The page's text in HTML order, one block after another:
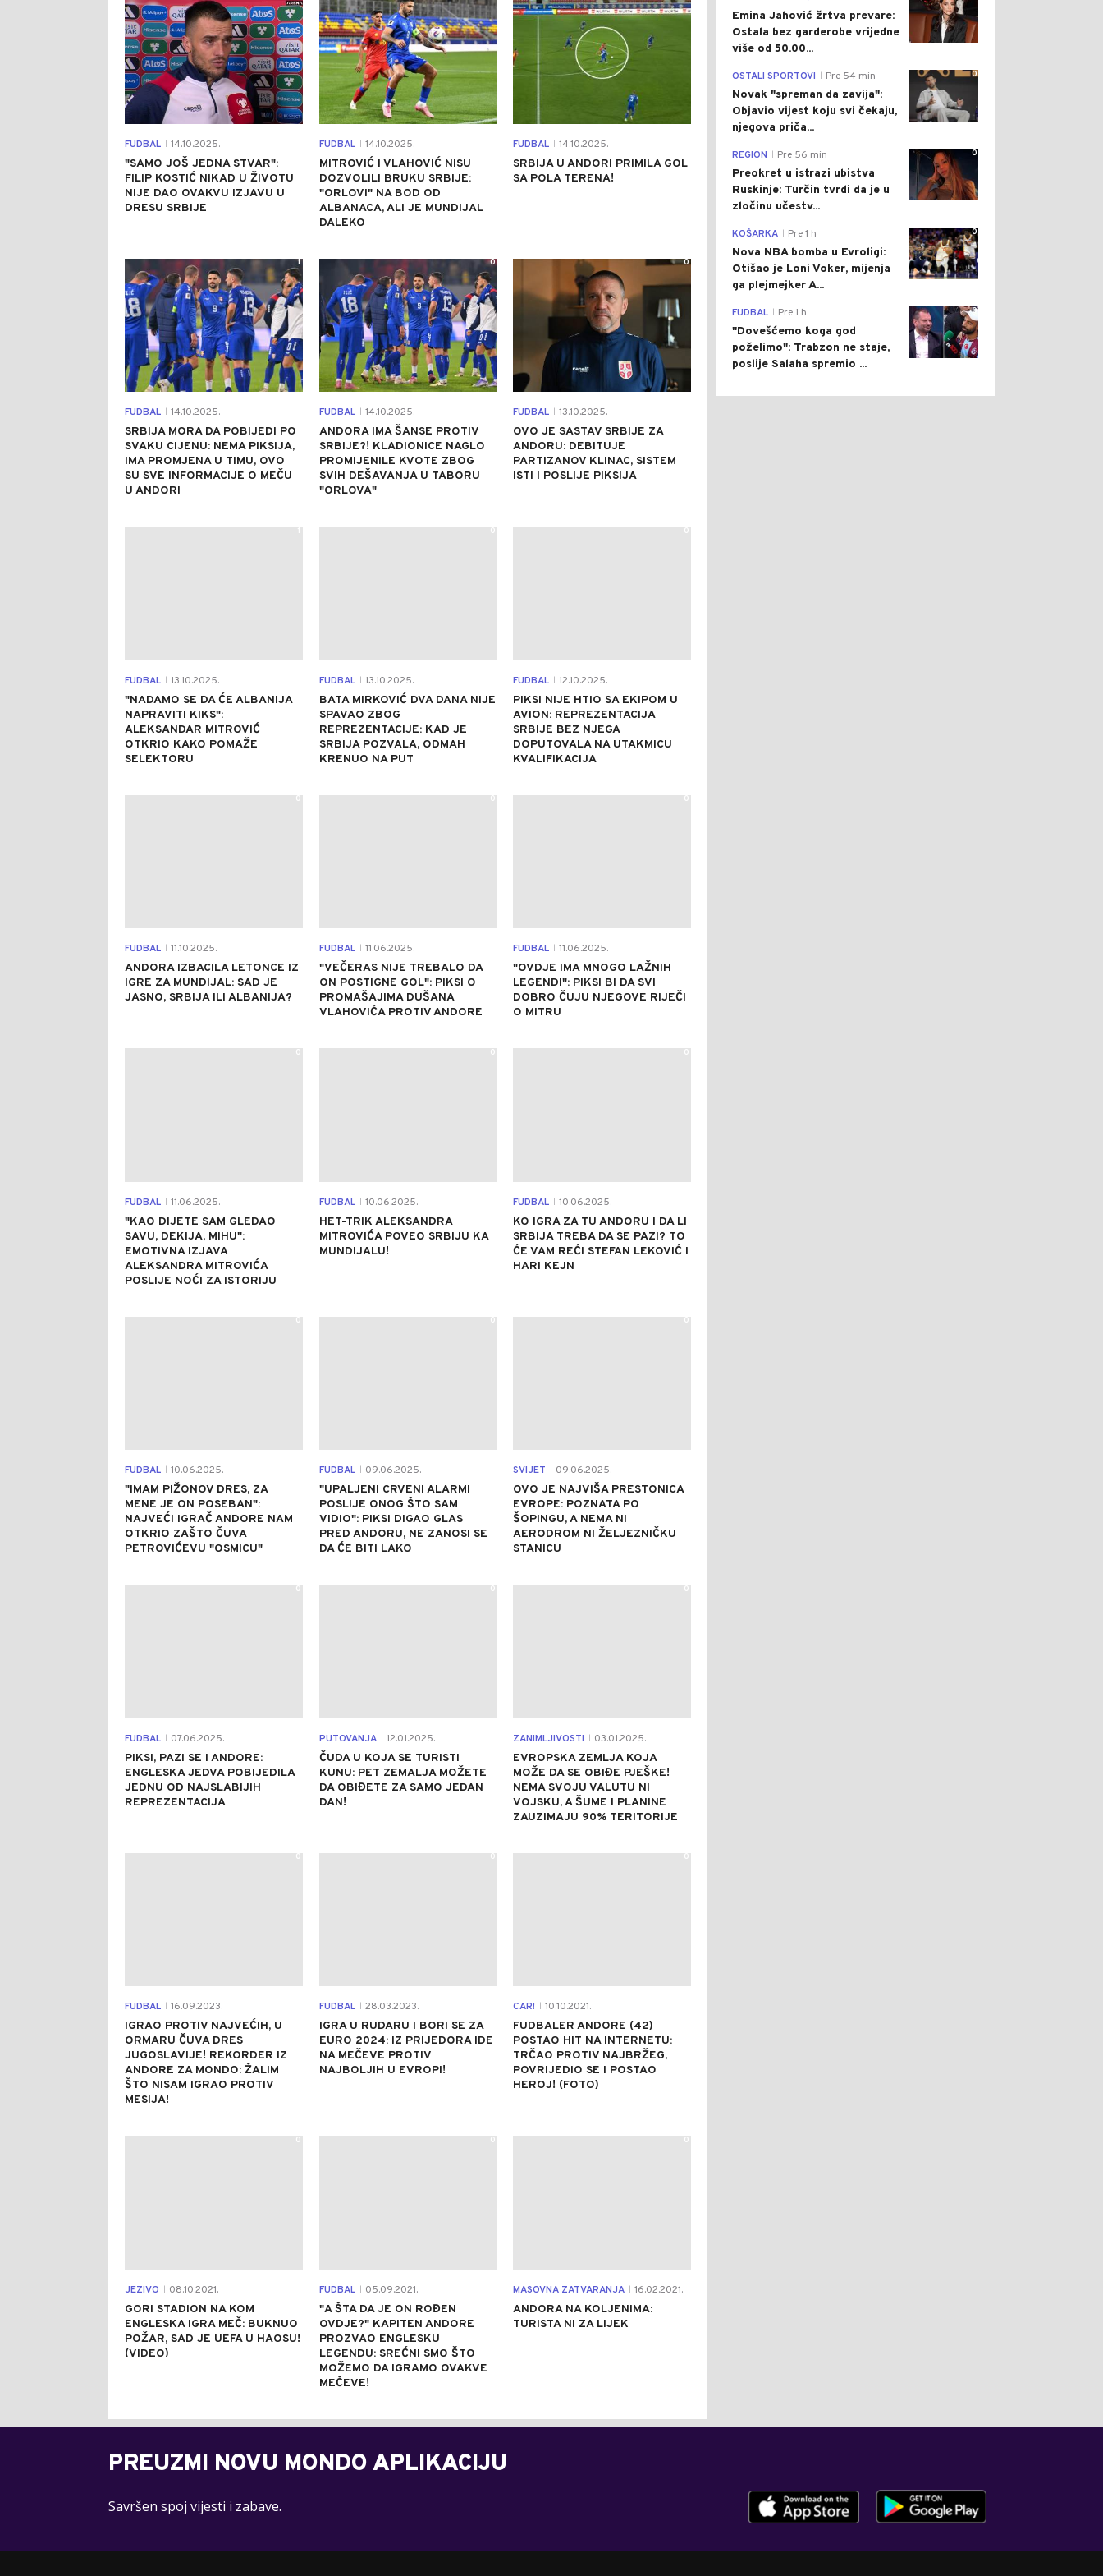
FUDBAL 14.10.2025.
"SAMO JOŠ JEDNA STVAR":
FILIP KOSTIĆ NIKAD U ŽIVOTU
NIJE DAO OVAKVU IZJAVU U
DRESU SRBIJE
FUDBAL 14.10.2025.
MITROVIĆ I VLAHOVIĆ NISU
DOZVOLILI BRUKU SRBIJE:
"ORLOVI" NA BOD OD
ALBANACA, ALI JE MUNDIJAL
DALEKO
FUDBAL 14.10.2025.
SRBIJA U ANDORI PRIMILA GOL
SA POLA TERENA!
FUDBAL 14.10.2025.
SRBIJA MORA DA POBIJEDI PO
SVAKU CIJENU: NEMA PIKSIJA,
IMA PROMJENA U TIMU, OVO
SU SVE INFORMACIJE O MEČU
U ANDORI
1
FUDBAL 14.10.2025.
ANDORA IMA ŠANSE PROTIV
SRBIJE?! KLADIONICE NAGLO
PROMIJENILE KVOTE ZBOG
SVIH DEŠAVANJA U TABORU
"ORLOVA"
0
FUDBAL 13.10.2025.
OVO JE SASTAV SRBIJE ZA
ANDORU: DEBITUJE
PARTIZANOV KLINAC, SISTEM
ISTI I POSLIJE PIKSIJA
0
FUDBAL 13.10.2025.
"NADAMO SE DA ĆE ALBANIJA
NAPRAVITI KIKS":
ALEKSANDAR MITROVIĆ
OTKRIO KAKO POMAŽE
SELEKTORU
1
FUDBAL 13.10.2025.
BATA MIRKOVIĆ DVA DANA NIJE
SPAVAO ZBOG
REPREZENTACIJE: KAD JE
SRBIJA POZVALA, ODMAH
KRENUO NA PUT
0
FUDBAL 12.10.2025.
PIKSI NIJE HTIO SA EKIPOM U
AVION: REPREZENTACIJA
SRBIJE BEZ NJEGA
DOPUTOVALA NA UTAKMICU
KVALIFIKACIJA
0
FUDBAL 11.10.2025.
ANDORA IZBACILA LETONCE IZ
IGRE ZA MUNDIJAL: SAD JE
JASNO, SRBIJA ILI ALBANIJA?
0
FUDBAL 11.06.2025.
"VEČERAS NIJE TREBALO DA
ON POSTIGNE GOL": PIKSI O
PROMAŠAJIMA DUŠANA
VLAHOVIĆA PROTIV ANDORE
0
FUDBAL 11.06.2025.
"OVDJE IMA MNOGO LAŽNIH
LEGENDI": PIKSI BI DA SVI
DOBRO ČUJU NJEGOVE RIJEČI
O MITRU
0
FUDBAL 11.06.2025.
"KAO DIJETE SAM GLEDAO
SAVU, DEKIJA, MIHU":
EMOTIVNA IZJAVA
ALEKSANDRA MITROVIĆA
POSLIJE NOĆI ZA ISTORIJU
0
FUDBAL 10.06.2025.
HET-TRIK ALEKSANDRA
MITROVIĆA POVEO SRBIJU KA
MUNDIJALU!
0
FUDBAL 10.06.2025.
KO IGRA ZA TU ANDORU I DA LI
SRBIJA TREBA DA SE PAZI? TO
ĆE VAM REĆI STEFAN LEKOVIĆ I
HARI KEJN
0
FUDBAL 10.06.2025.
"IMAM PIŽONOV DRES, ZA
MENE JE ON POSEBAN":
NAJVEĆI IGRAČ ANDORE NAM
OTKRIO ZAŠTO ČUVA
PETROVIĆEVU "OSMICU"
0
FUDBAL 09.06.2025.
"UPALJENI CRVENI ALARMI
POSLIJE ONOG ŠTO SAM
VIDIO": PIKSI DIGAO GLAS
PRED ANDORU, NE ZANOSI SE
DA ĆE BITI LAKO
0
SVIJET 09.06.2025.
OVO JE NAJVIŠA PRESTONICA
EVROPE: POZNATA PO
ŠOPINGU, A NEMA NI
AERODROM NI ŽELJEZNIČKU
STANICU
0
FUDBAL 07.06.2025.
PIKSI, PAZI SE I ANDORE:
ENGLESKA JEDVA POBIJEDILA
JEDNU OD NAJSLABIJIH
REPREZENTACIJA
0
PUTOVANJA 12.01.2025.
ČUDA U KOJA SE TURISTI
KUNU: PET ZEMALJA MOŽETE
DA OBIĐETE ZA SAMO JEDAN
DAN!
0
ZANIMLJIVOSTI 03.01.2025.
EVROPSKA ZEMLJA KOJA
MOŽE DA SE OBIĐE PJEŠKE!
NEMA SVOJU VALUTU NI
VOJSKU, A ŠUME I PLANINE
ZAUZIMAJU 90% TERITORIJE
0
FUDBAL 16.09.2023.
IGRAO PROTIV NAJVEĆIH, U
ORMARU ČUVA DRES
JUGOSLAVIJE! REKORDER IZ
ANDORE ZA MONDO: ŽALIM
ŠTO NISAM IGRAO PROTIV
MESIJA!
0
FUDBAL 28.03.2023.
IGRA U RUDARU I BORI SE ZA
EURO 2024: IZ PRIJEDORA IDE
NA MEČEVE PROTIV
NAJBOLJIH U EVROPI!
0
CAR! 10.10.2021.
FUDBALER ANDORE (42)
POSTAO HIT NA INTERNETU:
TRČAO PROTIV NAJBRŽEG,
POVRIJEDIO SE I POSTAO
HEROJ! (FOTO)
0
JEZIVO 08.10.2021.
GORI STADION NA KOM
ENGLESKA IGRA MEČ: BUKNUO
POŽAR, SAD JE UEFA U HAOSU!
(VIDEO)
0
FUDBAL 05.09.2021.
"A ŠTA DA JE ON ROĐEN
OVDJE?" KAPITEN ANDORE
PROZVAO ENGLESKU
LEGENDU: SREĆNI SMO ŠTO
MOŽEMO DA IGRAMO OVAKVE
MEČEVE!
0
MASOVNA ZATVARANJA 16.02.2021.
ANDORA NA KOLJENIMA:
TURISTA NI ZA LIJEK
0
Emina Jahović žrtva prevare:
Ostala bez garderobe vrijedne
više od 50.00...
0
OSTALI SPORTOVI Pre 54 min
Novak "spreman da zavija":
Objavio vijest koju svi čekaju,
njegova priča...
0
REGION Pre 56 min
Preokret u istrazi ubistva
Ruskinje: Turčin tvrdi da je u
zločinu učestv...
0
KOŠARKA Pre 1 h
Nova NBA bomba u Evroligi:
Otišao je Loni Voker, mijenja
ga plejmejker A...
0
FUDBAL Pre 1 h
"Dovešćemo koga god
poželimo": Trabzon ne staje,
poslije Salaha spremio ...
PREUZMI NOVU MONDO APLIKACIJU
Savršen spoj vijesti i zabave.